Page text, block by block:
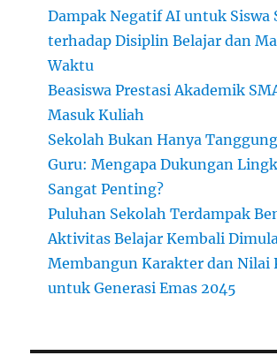
Dampak Negatif AI untuk Siswa
terhadap Disiplin Belajar dan
Waktu
Beasiswa Prestasi Akademik
Masuk Kuliah
Sekolah Bukan Hanya
Guru: Mengapa Dukungan
Sangat Penting?
Puluhan Sekolah Terdampak
Aktivitas Belajar Kembali
Membangun Karakter dan Nilai
untuk Generasi Emas 2045